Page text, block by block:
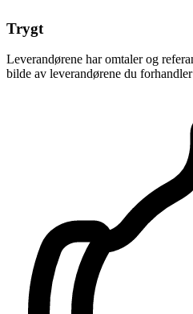
Trygt
Leverandørene har omtaler og
bilde av leverandørene du